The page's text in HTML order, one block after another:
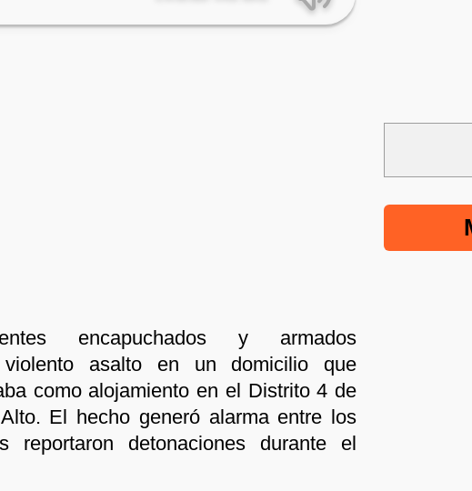
encapuchados y armados
violento asalto en un domicilio que
como alojamiento en el Distrito 4 de
El hecho generó alarma entre los
reportaron detonaciones durante el